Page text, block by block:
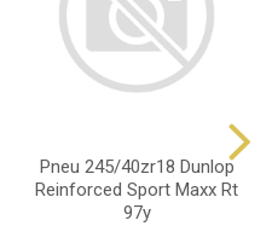
Pneu 245/40zr18 Dunlop
Reinforced Sport Maxx Rt
97y